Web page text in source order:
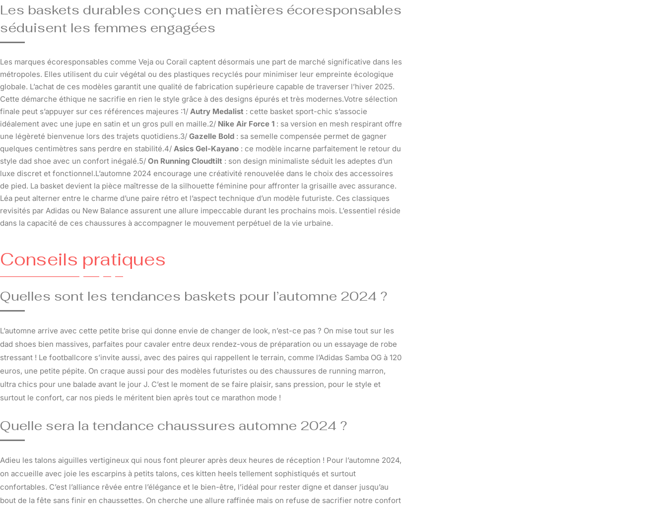
Les baskets durables conçues en matières écoresponsables
séduisent les femmes engagées
Les marques écoresponsables comme Veja ou Corail captent désormais une part de marché significative dans les
métropoles. Elles utilisent du cuir végétal ou des plastiques recyclés pour minimiser leur empreinte écologique
globale. L’achat de ces modèles garantit une qualité de fabrication supérieure capable de traverser l’hiver 2025.
Cette démarche éthique ne sacrifie en rien le style grâce à des designs épurés et très modernes.Votre sélection
finale peut s’appuyer sur ces références majeures :1/ Autry Medalist : cette basket sport-chic s’associe
idéalement avec une jupe en satin et un gros pull en maille.2/ Nike Air Force 1 : sa version en mesh respirant offre
une légèreté bienvenue lors des trajets quotidiens.3/ Gazelle Bold : sa semelle compensée permet de gagner
quelques centimètres sans perdre en stabilité.4/ Asics Gel-Kayano : ce modèle incarne parfaitement le retour du
style dad shoe avec un confort inégalé.5/ On Running Cloudtilt : son design minimaliste séduit les adeptes d’un
luxe discret et fonctionnel.L’automne 2024 encourage une créativité renouvelée dans le choix des accessoires
de pied. La basket devient la pièce maîtresse de la silhouette féminine pour affronter la grisaille avec assurance.
Léa peut alterner entre le charme d’une paire rétro et l’aspect technique d’un modèle futuriste. Ces classiques
revisités par Adidas ou New Balance assurent une allure impeccable durant les prochains mois. L’essentiel réside
dans la capacité de ces chaussures à accompagner le mouvement perpétuel de la vie urbaine.
Conseils pratiques
Quelles sont les tendances baskets pour l’automne 2024 ?
L’automne arrive avec cette petite brise qui donne envie de changer de look, n’est-ce pas ? On mise tout sur les
dad shoes bien massives, parfaites pour cavaler entre deux rendez-vous de préparation ou un essayage de robe
stressant ! Le footballcore s’invite aussi, avec des paires qui rappellent le terrain, comme l’Adidas Samba OG à 120
euros, une petite pépite. On craque aussi pour des modèles futuristes ou des chaussures de running marron,
ultra chics pour une balade avant le jour J. C’est le moment de se faire plaisir, sans pression, pour le style et
surtout le confort, car nos pieds le méritent bien après tout ce marathon mode !
Quelle sera la tendance chaussures automne 2024 ?
Adieu les talons aiguilles vertigineux qui nous font pleurer après deux heures de réception ! Pour l’automne 2024,
on accueille avec joie les escarpins à petits talons, ces kitten heels tellement sophistiqués et surtout
confortables. C’est l’alliance rêvée entre l’élégance et le bien-être, l’idéal pour rester digne et danser jusqu’au
bout de la fête sans finir en chaussettes. On cherche une allure raffinée mais on refuse de sacrifier notre confort